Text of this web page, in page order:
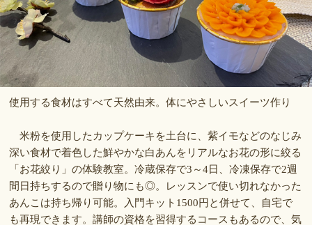
使用する食材はすべて天然由来。体にやさしいスイーツ作り
米粉を使用したカップケーキを土台に、紫イモなどのなじみ
深い食材で着色した鮮やかな白あんをリアルなお花の形に絞る
「お花絞り」の体験教室。冷蔵保存で3～4日、冷凍保存で2週
間日持ちするので贈り物にも◎。レッスンで使い切れなかった
あんこは持ち帰り可能。入門キット1500円と併せて、自宅で
も再現できます。講師の資格を習得するコースもあるので、気